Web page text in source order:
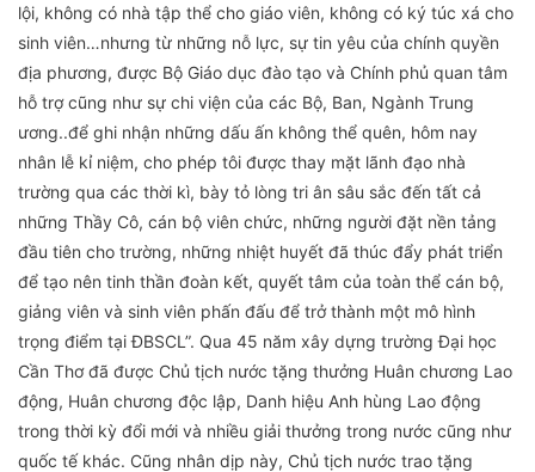
lội, không có nhà tập thể cho giáo viên, không có ký túc xá cho
sinh viên…nhưng từ những nỗ lực, sự tin yêu của chính quyền
địa phương, được Bộ Giáo dục đào tạo và Chính phủ quan tâm
hỗ trợ cũng như sự chi viện của các Bộ, Ban, Ngành Trung
ương..để ghi nhận những dấu ấn không thể quên, hôm nay
nhân lễ kỉ niệm, cho phép tôi được thay mặt lãnh đạo nhà
trường qua các thời kì, bày tỏ lòng tri ân sâu sắc đến tất cả
những Thầy Cô, cán bộ viên chức, những người đặt nền tảng
đầu tiên cho trường, những nhiệt huyết đã thúc đẩy phát triển
để tạo nên tinh thần đoàn kết, quyết tâm của toàn thể cán bộ,
giảng viên và sinh viên phấn đấu để trở thành một mô hình
trọng điểm tại ĐBSCL”. Qua 45 năm xây dựng trường Đại học
Cần Thơ đã được Chủ tịch nước tặng thưởng Huân chương Lao
động, Huân chương độc lập, Danh hiệu Anh hùng Lao động
trong thời kỳ đổi mới và nhiều giải thưởng trong nước cũng như
quốc tế khác. Cũng nhân dịp này, Chủ tịch nước trao tặng